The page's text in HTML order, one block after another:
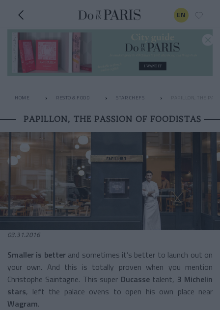
EN
HOME RESTO & FOOD STAR CHEFS PAPILLON, THE
PAPILLON, THE PASSION OF FOODISTAS
03.31.2016
Smaller is betterand sometimes it’s better to launch out on
your own. And this is totally proven when you mention
Christophe Saintagne. This super Ducassetalent, 3 Michelin
stars, left the palace ovens to open his own place near
Wagram.